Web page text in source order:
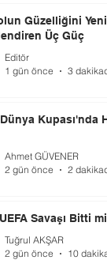
Güzelliğini
Üç Güç
Editör
1 gün önce
3
Kupası'nda
Ahmet GÜVENER
2 gün önce
2
Savaşı Bitti
Tuğrul AKŞAR
2 gün önce
10